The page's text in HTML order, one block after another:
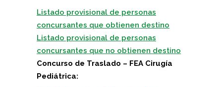
Listado provisional de personas
concursantes que obtienen destino
Listado provisional de personas
concursantes que no obtienen destino
Concurso de Traslado – FEA Cirugía
Pediátrica: